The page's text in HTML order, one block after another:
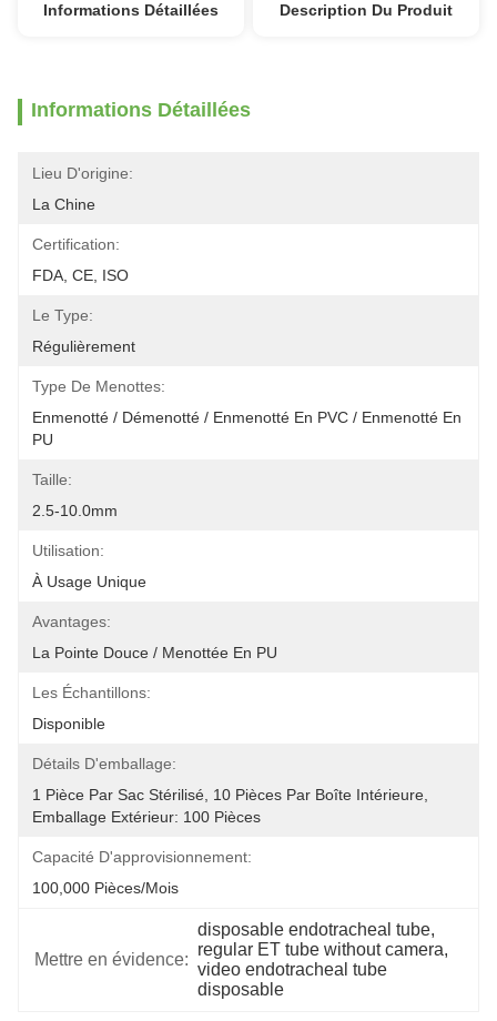
Informations Détaillées Description Du Produit
Informations Détaillées
Lieu D'origine:
La Chine
Certification:
FDA, CE, ISO
Le Type:
Régulièrement
Type De Menottes:
Enmenotté / Démenotté / Enmenotté En PVC / Enmenotté En
PU
Taille:
2.5-10.0mm
Utilisation:
À Usage Unique
Avantages:
La Pointe Douce / Menottée En PU
Les Échantillons:
Disponible
Détails D'emballage:
1 Pièce Par Sac Stérilisé, 10 Pièces Par Boîte Intérieure,
Emballage Extérieur: 100 Pièces
Capacité D'approvisionnement:
100,000 Pièces/mois
Mettre en évidence:
disposable endotracheal tube,
regular ET tube without camera,
video endotracheal tube
disposable